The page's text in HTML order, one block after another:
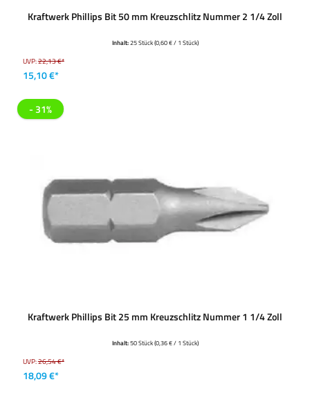
Kraftwerk Phillips Bit 50 mm Kreuzschlitz Nummer 2 1/4 Zoll
Inhalt:25 Stück(0,60 € / 1 Stück)
UVP:22,13 €*
15,10 €*
- 31%
Kraftwerk Phillips Bit 25 mm Kreuzschlitz Nummer 1 1/4 Zoll
Inhalt:50 Stück(0,36 € / 1 Stück)
UVP:26,54 €*
18,09 €*